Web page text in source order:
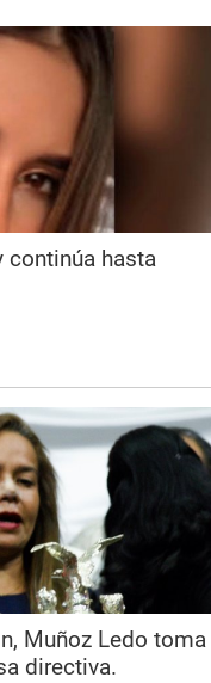
continúa hasta
Muñoz Ledo toma
directiva.